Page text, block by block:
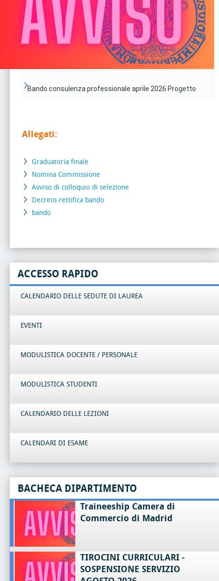
Bando consulenza professionale aprile 2026 Progetto
Allegati:
Graduatoria finale
Nomina Commissione
Avviso di colloquio di selezione
Decreto rettifica bando
bando
ACCESSO RAPIDO
CALENDARIO DELLE SEDUTE DI LAUREA
EVENTI
MODULISTICA DOCENTE / PERSONALE
MODULISTICA STUDENTI
CALENDARIO DELLE LEZIONI
CALENDARI DI ESAME
BACHECA DIPARTIMENTO
Traineeship Camera di
Commercio di Madrid
TIROCINI CURRICULARI -
SOSPENSIONE SERVIZIO